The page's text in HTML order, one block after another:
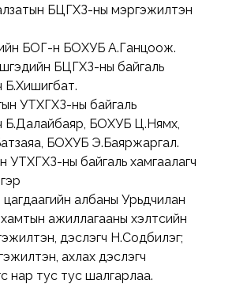
БЦГХЗ-ны мэргэжилтэн
БОГ-н БОХУБ А.Ганцоож.
БЦГХЗ-ны байгаль
Б.Хишигбат.
УТХГХЗ-ны байгаль
Б.Далайбаяр, БОХУБ Ц.Нямхүү,
БОХУБ Э.Баяржаргал.
УТХГХЗ-ны байгаль хамгаалагч
албаны Урьдчилан
ажиллагааны хэлтсийн
дэслэгч Н.Содбилэг;
ахлах дэслэгч
нар тус тус шалгарлаа.